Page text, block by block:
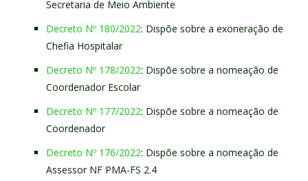
Secretaria de Meio Ambiente
Decreto Nº 180/2022: Dispõe sobre a exoneração de
Chefia Hospitalar
Decreto Nº 178/2022: Dispõe sobre a nomeação de
Coordenador Escolar
Decreto Nº 177/2022: Dispõe sobre a nomeação de
Coordenador
Decreto Nº 176/2022: Dispõe sobre a nomeação de
Assessor NF PMA-FS 2.4